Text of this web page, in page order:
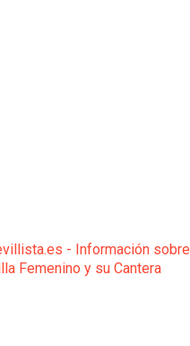
- Información sobre
Femenino y su Cantera